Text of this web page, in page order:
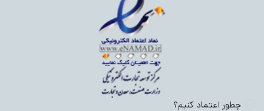
چطور اعتماد کنیم؟